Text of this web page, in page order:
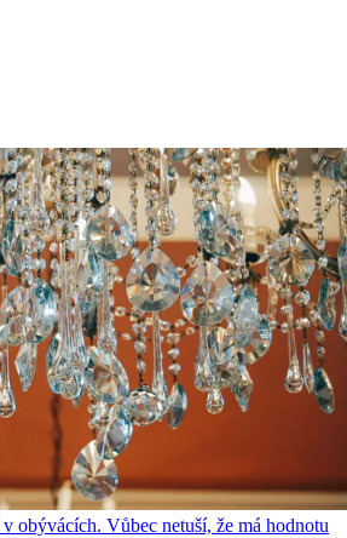
obývácích. Vůbec netuší, že má hodnotu